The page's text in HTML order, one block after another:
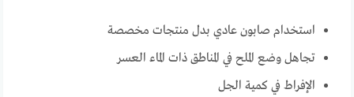
استخدام صابون عادي بدل منتجات مخصصة
تجاهل وضع الملح في المناطق ذات الماء العسر
الإفراط في كمية الجل